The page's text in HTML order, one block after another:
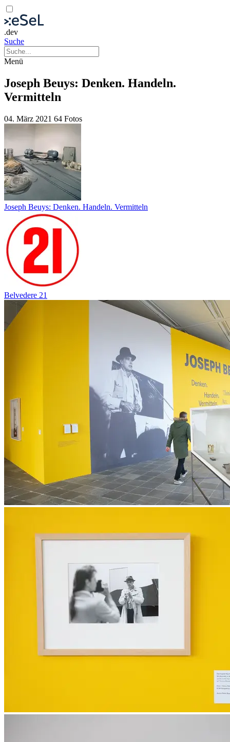
.dev
Suche
Menü
Joseph Beuys: Denken. Handeln.
Vermitteln
04. März 2021 64 Fotos
Joseph Beuys: Denken. Handeln. Vermitteln
Belvedere 21